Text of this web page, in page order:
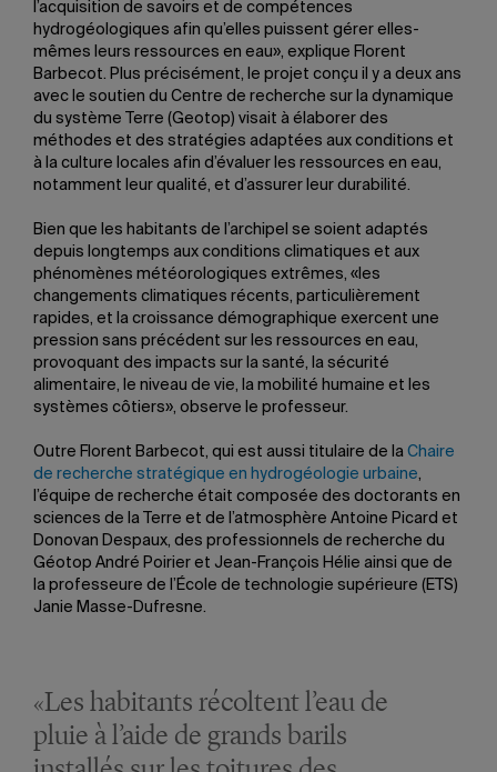
l’acquisition de savoirs et de compétences
hydrogéologiques afin qu’elles puissent gérer elles-
mêmes leurs ressources en eau», explique Florent
Barbecot. Plus précisément, le projet conçu il y a deux ans
avec le soutien du Centre de recherche sur la dynamique
du système Terre (Geotop) visait à élaborer des
méthodes et des stratégies adaptées aux conditions et
à la culture locales afin d’évaluer les ressources en eau,
notamment leur qualité, et d’assurer leur durabilité.
Bien que les habitants de l’archipel se soient adaptés
depuis longtemps aux conditions climatiques et aux
phénomènes météorologiques extrêmes, «les
changements climatiques récents, particulièrement
rapides, et la croissance démographique exercent une
pression sans précédent sur les ressources en eau,
provoquant des impacts sur la santé, la sécurité
alimentaire, le niveau de vie, la mobilité humaine et les
systèmes côtiers», observe le professeur.
Outre Florent Barbecot, qui est aussi titulaire de la Chaire
de recherche stratégique en hydrogéologie urbaine
l’équipe de recherche était composée des doctorants en
sciences de la Terre et de l’atmosphère Antoine Picard et
Donovan Despaux, des professionnels de recherche du
Géotop André Poirier et Jean-François Hélie ainsi que de
la professeure de l’École de technologie supérieure (ETS)
Janie Masse-Dufresne.
«Les habitants récoltent l’eau de
pluie à l’aide de grands barils